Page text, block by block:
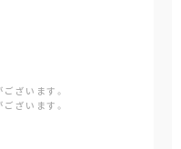
ざいます。
ざいます。